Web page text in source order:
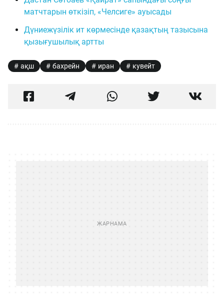
матчтарын өткізіп, «Челсиге» ауысады
Дүниежүзілік ит көрмесінде қазақтың тазысына
қызығушылық артты
ақш бахрейн иран кувейт